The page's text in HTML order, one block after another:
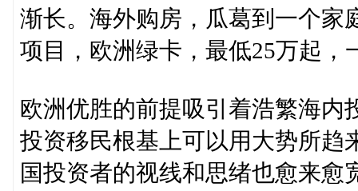
渐长。海外购房，瓜葛到一个家
项目，欧洲绿卡，最低25万起，
欧洲优胜的前提吸引着浩繁海内
投资移民根基上可以用大势所趋
国投资者的视线和思绪也愈来